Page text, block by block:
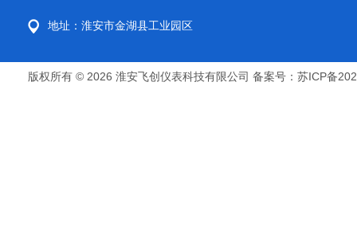
地址：淮安市金湖县工业园区
版权所有 © 2026 淮安飞创仪表科技有限公司 备案号：苏ICP备